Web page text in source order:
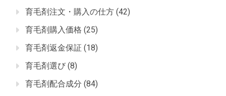
育毛剤注文・購入の仕方 (42)
育毛剤購入価格 (25)
育毛剤返金保証 (18)
育毛剤選び (8)
育毛剤配合成分 (84)